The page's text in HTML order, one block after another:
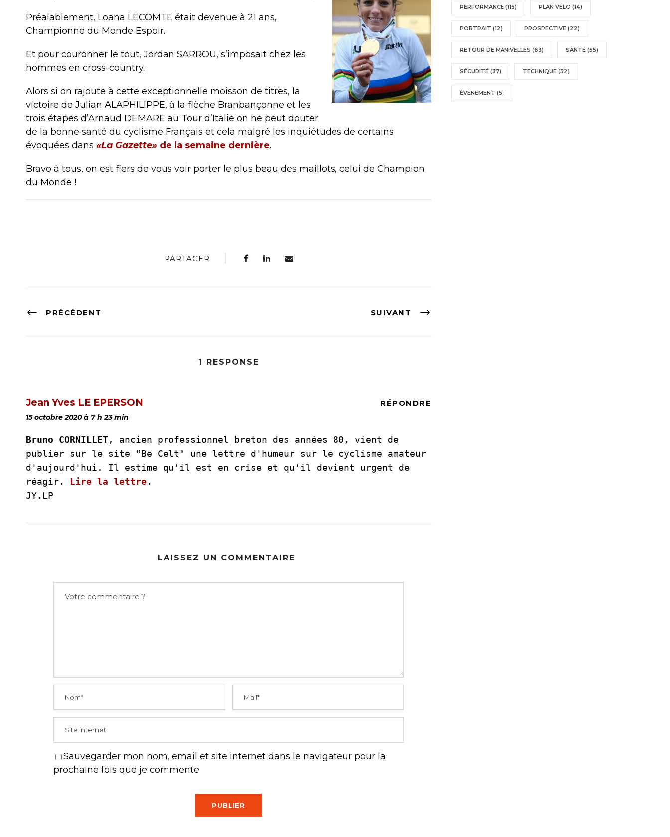
Préalablement, Loana LECOMTE était devenue à 21 ans,
Championne du Monde Espoir.
Et pour couronner le tout, Jordan SARROU, s’imposait chez les
hommes en cross-country.
Alors si on rajoute à cette exceptionnelle moisson de titres, la
victoire de Julian ALAPHILIPPE, à la flèche Branbançonne et les
trois étapes d’Arnaud DEMARE au Tour d’Italie on ne peut douter
de la bonne santé du cyclisme Français et cela malgré les inquiétudes de certains
évoquées dans «La Gazette» de la semaine dernière.
Bravo à tous, on est fiers de vous voir porter le plus beau des maillots, celui de Champion
du Monde !
PARTAGER
PRÉCÉDENT SUIVANT
1 RESPONSE
Jean Yves LE EPERSON
15 octobre 2020 à 7 h 23 min
RÉPONDRE
Bruno CORNILLET , ancien professionnel breton des années 80, vient de
publier sur le site "Be Celt" une lettre d'humeur sur le cyclisme amateur
d'aujourd'hui. Il estime qu'il est en crise et qu'il devient urgent de
réagir. Lire la lettre.
JY.LP
LAISSEZ UN COMMENTAIRE
Sauvegarder mon nom, email et site internet dans le navigateur pour la
prochaine fois que je commente
PERFORMANCE (115) PLAN VÉLO (14)
PORTRAIT (12) PROSPECTIVE (22)
RETOUR DE MANIVELLES (63) SANTÉ (55)
SÉCURITÉ (37) TECHNIQUE (52)
ÉVÈNEMENT (5)